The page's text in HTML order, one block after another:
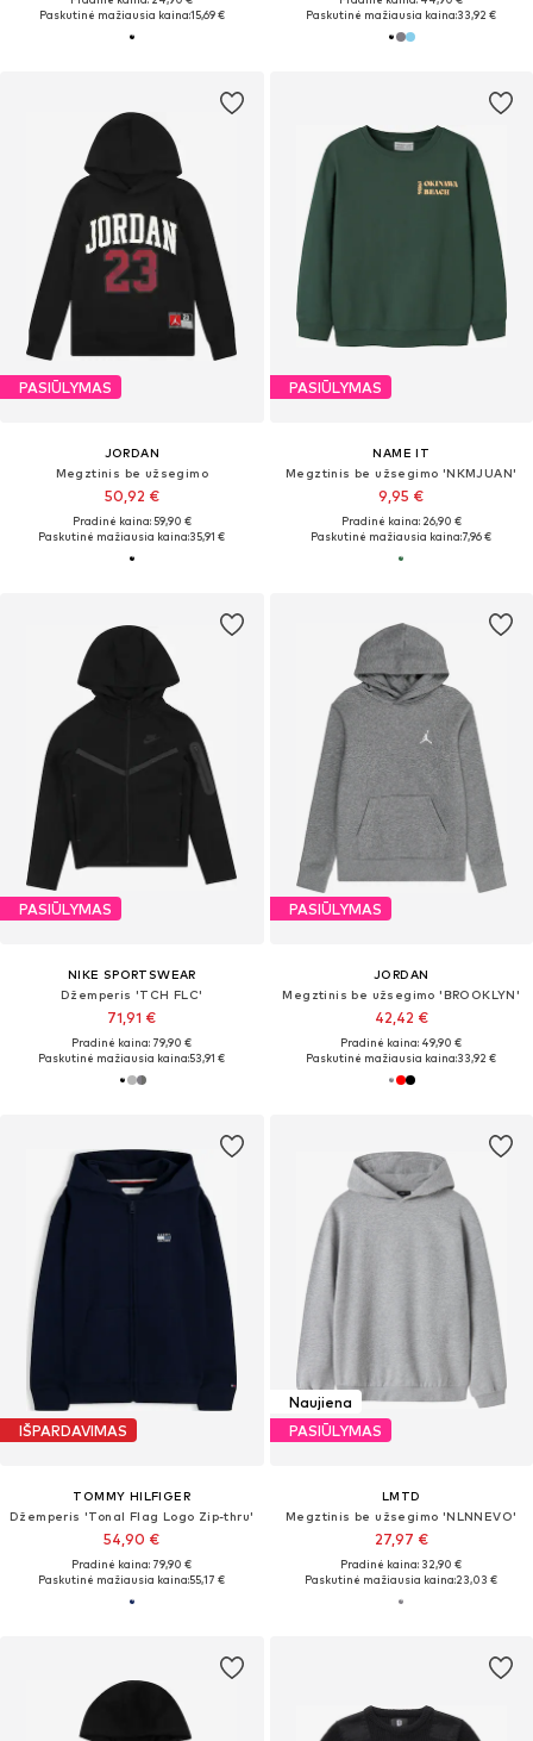
Paskutinė mažiausia kaina:15,69 €
Paskutinė mažiausia kaina:33,92 €
PASIŪLYMAS
JORDAN
Megztinis be užsegimo
50,92 €
Pradinė kaina: 59,90 €
Paskutinė mažiausia kaina:35,91 €
PASIŪLYMAS
NAME IT
Megztinis be užsegimo 'NKMJUAN'
9,95 €
Pradinė kaina: 26,90 €
Paskutinė mažiausia kaina:7,96 €
PASIŪLYMAS
NIKE SPORTSWEAR
Džemperis 'TCH FLC'
71,91 €
Pradinė kaina: 79,90 €
Paskutinė mažiausia kaina:53,91 €
PASIŪLYMAS
JORDAN
Megztinis be užsegimo 'BROOKLYN'
42,42 €
Pradinė kaina: 49,90 €
Paskutinė mažiausia kaina:33,92 €
IŠPARDAVIMAS
TOMMY HILFIGER
Džemperis 'Tonal Flag Logo Zip-thru'
54,90 €
Pradinė kaina: 79,90 €
Paskutinė mažiausia kaina:55,17 €
Naujiena
PASIŪLYMAS
LMTD
Megztinis be užsegimo 'NLNNEVO'
27,97 €
Pradinė kaina: 32,90 €
Paskutinė mažiausia kaina:23,03 €